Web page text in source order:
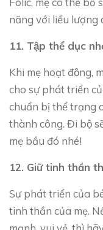
năng với liều lượng
11. Tập thể dục
Khi mẹ hoạt động,
cho sự phát triển
chuẩn bị thể trạng
thành công. Đi bộ
mẹ bầu đó nhé!
12. Giữ tinh thần
Sự phát triển của
tinh thần của mẹ.